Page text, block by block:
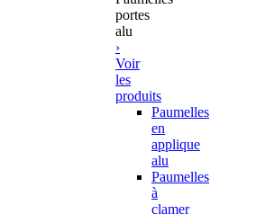
portes
alu
›
Voir
les
produits
Paumelles
en
applique
alu
Paumelles
à
clamer